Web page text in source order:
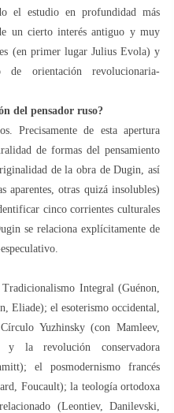
el estudio en profundidad más
un cierto interés antiguo y muy
(en primer lugar Julius Evola) y
orientación revolucionaria-
del pensador ruso?
Precisamente de esta apertura
de formas del pensamiento
de la obra de Dugin, así
aparentes, otras quizá insolubles)
cinco corrientes culturales
se relaciona explícitamente de
Integral (Guénon,
Eliade); el esoterismo occidental,
Yuzhinsky (con Mamleev,
la revolución conservadora
el posmodernismo francés
Foucault); la teología ortodoxa
(Leontiev, Danilevski,